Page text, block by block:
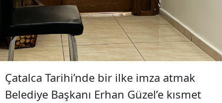
Çatalca Tarihi’nde bir ilke imza atmak
Belediye Başkanı Erhan Güzel’e kısmet